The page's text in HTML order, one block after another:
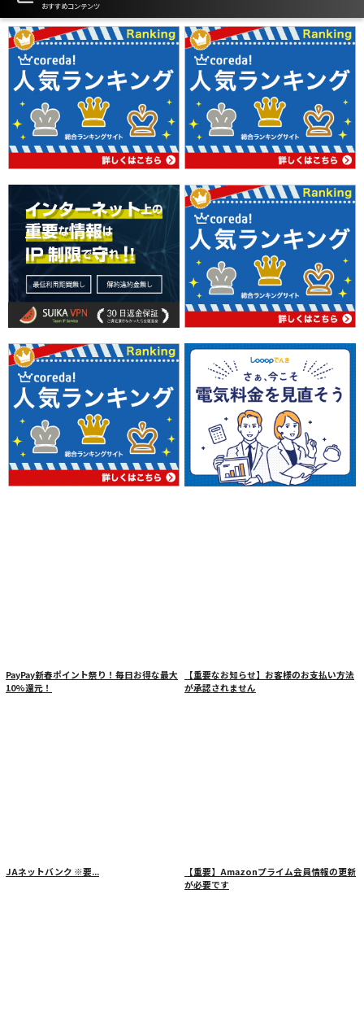
おすすめコンテンツ
PayPay新春ポイント祭り！毎日お得な最大
10%還元！
【重要なお知らせ】お客様のお支払い方法
が承認されません
JAネットバンク ※要...
【重要】Amazonプライム会員情報の更新
が必要です